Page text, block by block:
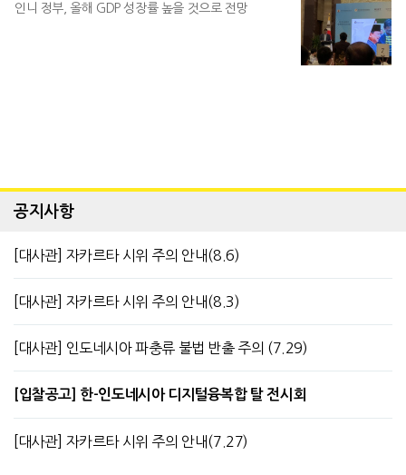
인니 정부, 올해 GDP 성장률 높을 것으로 전망
공지사항
[대사관] 자카르타 시위 주의 안내(8.6)
[대사관] 자카르타 시위 주의 안내(8.3)
[대사관] 인도네시아 파충류 불법 반출 주의 (7.29)
[입찰공고] 한-인도네시아 디지털융복합 탈 전시회
[대사관] 자카르타 시위 주의 안내(7.27)